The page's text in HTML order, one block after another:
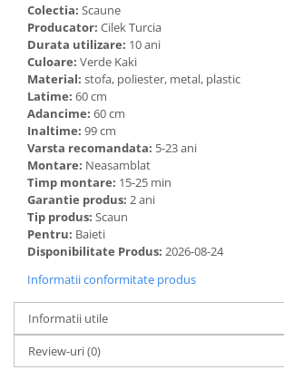
Colectia: Scaune
Producator: Cilek Turcia
Durata utilizare: 10 ani
Culoare: Verde Kaki
Material: stofa, poliester, metal, plastic
Latime: 60 cm
Adancime: 60 cm
Inaltime: 99 cm
Varsta recomandata: 5-23 ani
Montare: Neasamblat
Timp montare: 15-25 min
Garantie produs: 2 ani
Tip produs: Scaun
Pentru: Baieti
Disponibilitate Produs: 2026-08-24
Informatii conformitate produs
Informatii utile
Review-uri(0)